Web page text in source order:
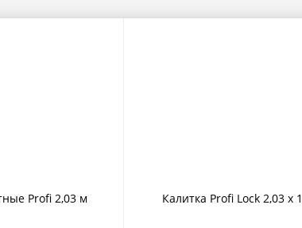
Profi 2,03 м Калитка Profi Lock 2,03 х